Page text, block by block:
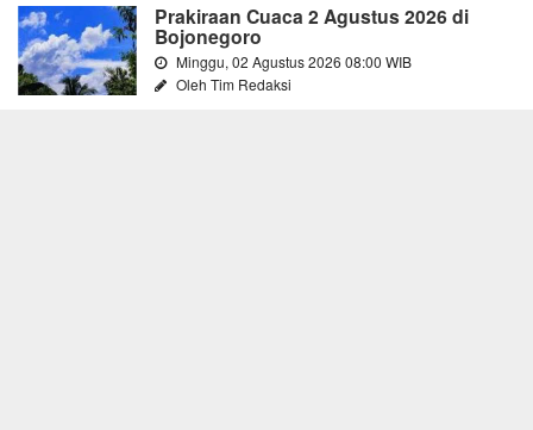
Prakiraan Cuaca 2 Agustus 2026 di
Bojonegoro
Minggu, 02 Agustus 2026 08:00 WIB
Oleh Tim Redaksi